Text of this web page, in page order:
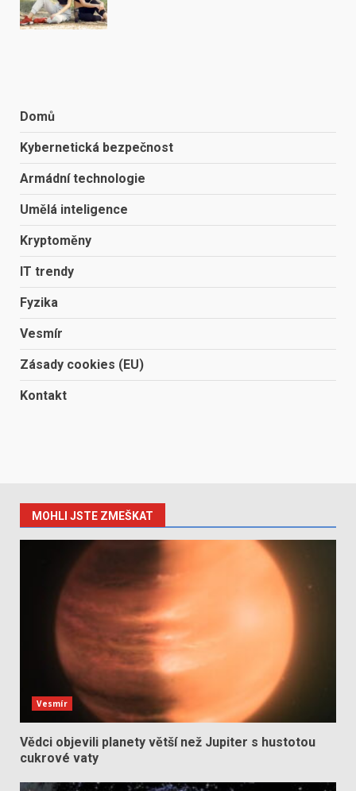
Domů
Kybernetická bezpečnost
Armádní technologie
Umělá inteligence
Kryptoměny
IT trendy
Fyzika
Vesmír
Zásady cookies (EU)
Kontakt
MOHLI JSTE ZMEŠKAT
Vesmír
Vědci objevili planety větší než Jupiter s hustotou
cukrové vaty